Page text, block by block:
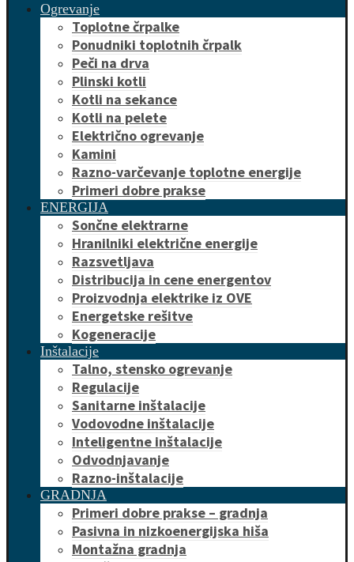
Ogrevanje
Toplotne črpalke
Ponudniki toplotnih črpalk
Peči na drva
Plinski kotli
Kotli na sekance
Kotli na pelete
Električno ogrevanje
Kamini
Razno-varčevanje toplotne energije
Primeri dobre prakse
ENERGIJA
Sončne elektrarne
Hranilniki električne energije
Razsvetljava
Distribucija in cene energentov
Proizvodnja elektrike iz OVE
Energetske rešitve
Kogeneracije
Inštalacije
Talno, stensko ogrevanje
Regulacije
Sanitarne inštalacije
Vodovodne inštalacije
Inteligentne inštalacije
Odvodnjavanje
Razno-inštalacije
GRADNJA
Primeri dobre prakse – gradnja
Pasivna in nizkoenergijska hiša
Montažna gradnja